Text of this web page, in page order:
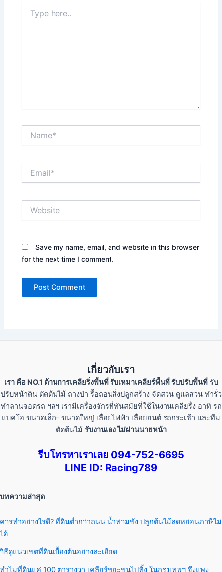
here..
Save my name, email, and website in this browser
for the next time I comment.
เกี่ยวกับเรา
เรา คือ NO.1 ด้านการเคลียริ่งพื้นที่ รับเหมาเคลียร์พื้นที่ รับปรับพื้นที่รับ
ปรับหน้าดิน ตัดต้นไม้ ถางป่า รื้อถอนสิ่งปลูกสร้าง จัดสวน ดูแลสวน ทำรั่ว
ทำลานจอดรถ ฯลฯ เรามีเครื่องจักรที่ทันสมัยที่ใช้ในงานเคลียรื่ง อาทิ รถ
แบคโฮ ขนาดเล็ก- ขนาดใหญ่ เลื่อยไฟฟ้า เลื่อยยนต์ รถกระเช้า และทีม
ตัดต้นไม้ รับงานเอง ไม่ผ่านนายหน้า
รีบโทรหาเราเลย 094-752-6695
LINE ID: Racing789
บทความล่าสุด
ควรทำอย่างไรดี? ที่ดินต่ำกว่าถนน น้ำท่วมขัง ปลูกต้นไม้ลดหย่อนภาษีไม่
ได้
วิธีดูแนวเขตที่ดินเบื้องต้นอย่างละเอียด
ทำไมที่ดินแค่ 100 ตารางวา เคลียร์ขยะขนไปทิ้ง ในกรุงเทพฯ จึงแพง